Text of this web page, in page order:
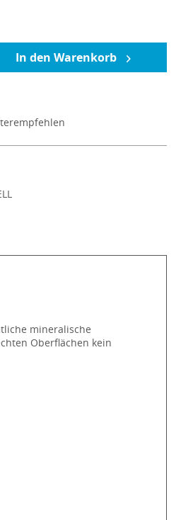
In den Warenkorb
mineralische
Oberflächen kein